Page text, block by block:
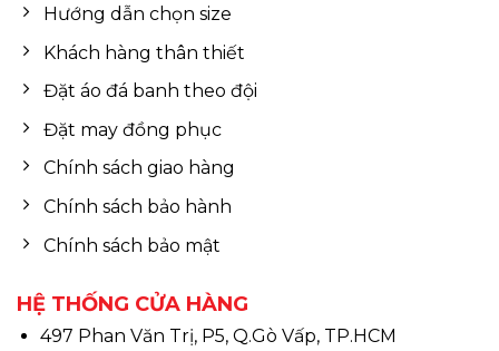
Hướng dẫn chọn size
Khách hàng thân thiết
Đặt áo đá banh theo đội
Đặt may đồng phục
Chính sách giao hàng
Chính sách bảo hành
Chính sách bảo mật
HỆ THỐNG CỬA HÀNG
497 Phan Văn Trị, P5, Q.Gò Vấp, TP.HCM